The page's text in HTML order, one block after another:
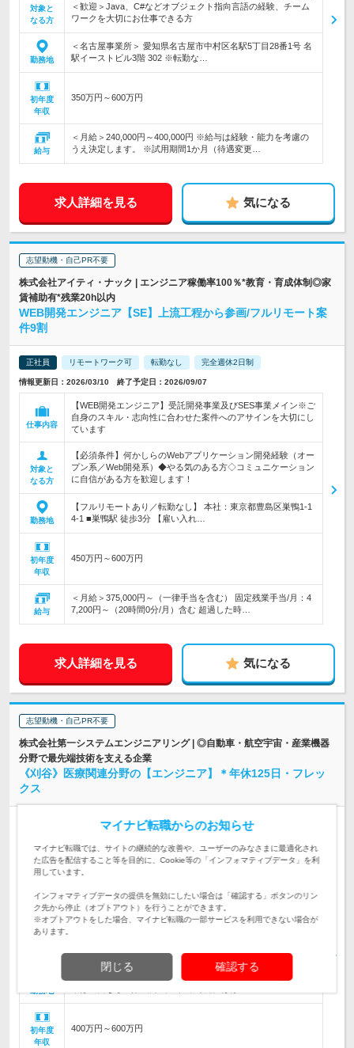
対象と
なる方
＜歓迎＞Java、C#などオブジェクト指向言語の経験、チーム
ワークを大切にお仕事できる方
勤務地
＜名古屋事業所＞ 愛知県名古屋市中村区名駅5丁目28番1号 名
駅イーストビル3階 302 ※転勤な…
初年度
年収
350万円～600万円
給与
＜月給＞240,000円～400,000円 ※給与は経験・能力を考慮の
うえ決定します。 ※試用期間1か月（待遇変更…
求人詳細を見る 気になる
志望動機・自己PR不要
株式会社アイティ・ナック | エンジニア稼働率100％*教育・育成体制◎家
賃補助有*残業20h以内
WEB開発エンジニア【SE】上流工程から参画/フルリモート案
件9割
正社員 リモートワーク可 転勤なし 完全週休2日制
情報更新日：2026/03/10 終了予定日：2026/09/07
仕事内容
【WEB開発エンジニア】受託開発事業及びSES事業メイン※ご
自身のスキル・志向性に合わせた案件へのアサインを大切にし
ています
対象と
なる方
【必須条件】何かしらのWebアプリケーション開発経験（オー
プン系／Web開発系）◆やる気のある方◇コミュニケーション
に自信がある方を歓迎します！
勤務地
【フルリモートあり／転勤なし】 本社：東京都豊島区巣鴨1-1
4-1 ■巣鴨駅 徒歩3分 【雇い入れ…
初年度
年収
450万円～600万円
給与
＜月給＞375,000円～（一律手当を含む） 固定残業手当/月：4
7,200円～（20時間0分/月）含む 超過した時…
求人詳細を見る 気になる
志望動機・自己PR不要
株式会社第一システムエンジニアリング | ◎自動車・航空宇宙・産業機器
分野で最先端技術を支える企業
《刈谷》医療関連分野の【エンジニア】＊年休125日・フレッ
クス
業種未経験OK 学歴不問 完全週休2日制
情報更新日：2026/05/19 終了予定日：2026/11/09
仕事内容
企画から評価、検証まですべての工程を担っていただきます。
学歴不問！組込開発経験者歓迎！＜必須＞組込み機器・C++・
愛知県刈谷市のお客様先 ※客先常駐での勤務となります ※転
初年度
年収
400万円～600万円
マイナビ転職からのお知らせ
マイナビ転職では、サイトの継続的な改善や、ユーザーのみなさまに最適化され
た広告を配信すること等を目的に、Cookie等の「インフォマティブデータ」を利
用しています。
インフォマティブデータの提供を無効にしたい場合は「確認する」ボタンのリン
ク先から停止（オプトアウト）を行うことができます。
※オプトアウトをした場合、マイナビ転職の一部サービスを利用できない場合が
あります。
閉じる 確認する